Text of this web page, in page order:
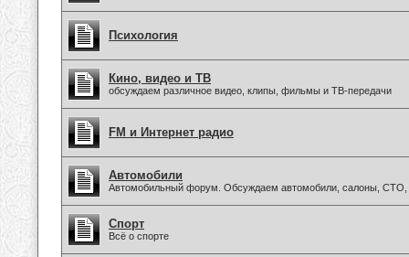
Психология
Кино, видео и ТВ
обсуждаем различное видео, клипы, фильмы и ТВ-передачи
FM и Интернет радио
Автомобили
Автомобильный форум. Обсуждаем автомобили, салоны, СТО,
Спорт
Всё о спорте